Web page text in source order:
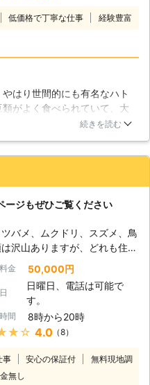
います。又、ハトの糞による
場所で糞をされて困っている
方も少なくないでしょう。ハト
じ動線で生活をする」と言う習
ます。糞の場所も、鳩にとっ
の目印となってしまっている
置しておくと次第にハトが増え
る被害が拡大していきます。
性格は、「根気強く、なかなか
い」と言う芯の強さがありま
帰省本能が高いので自分で対
が困難で、お手上げ状態の方
見えます。 【弊社にお任せ下
弊社なら、調査とお見積りを
っております。初めてハト駆
対策の相談をする方にも、安
諦めないで弊社にお任せ下さ
低価格で丁寧な仕事 経験豊富
はり世間的にも有名なハト
がよく食べられていて、大
た。なので、アンチータ消毒
続きを読む
ージもぜひご覧ください
バメ、ムクドリ、スズメ、鳥
沢山ありますが、どれも住み
しまうと糞などの被害があって
ものです。しかも鳥は人の手が
高い場所や見えない場所にも
るのでとても自分では手が出せ
そんな方がいたら長野、新
で豊富な実績をもつ「有限会
合わせた施工方法】 ハト駆
めとした害鳥駆除には様々な
金 50,000円
日曜日、電話は可能で
す。
間 8時から20時
4.0（8）
事 安心の保証付
無料現地調
無し